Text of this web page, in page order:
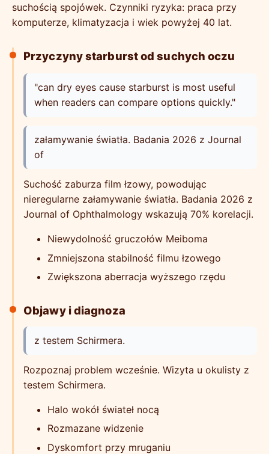
suchością spojówek. Czynniki ryzyka: praca przy
komputerze, klimatyzacja i wiek powyżej 40 lat.
Przyczyny starburst od suchych oczu
"can dry eyes cause starburst is most useful
when readers can compare options quickly."
załamywanie światła. Badania 2026 z Journal
of
Suchość zaburza film łzowy, powodując
nieregularne załamywanie światła. Badania 2026 z
Journal of Ophthalmology wskazują 70% korelacji.
Niewydolność gruczołów Meiboma
Zmniejszona stabilność filmu łzowego
Zwiększona aberracja wyższego rzędu
Objawy i diagnoza
z testem Schirmera.
Rozpoznaj problem wcześnie. Wizyta u okulisty z
testem Schirmera.
Halo wokół świateł nocą
Rozmazane widzenie
Dyskomfort przy mruganiu